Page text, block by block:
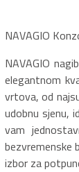
NAVAGIO
NAVAGIO
elegantnom
vrtova, od
udobnu sjenu,
vam
bezvremenske
izbor za